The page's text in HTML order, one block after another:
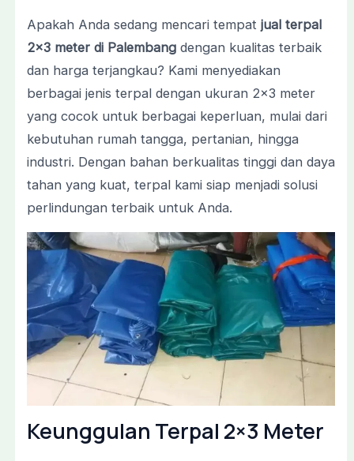
Apakah Anda sedang mencari tempat jual terpal
2×3 meter di Palembangdengan kualitas terbaik
dan harga terjangkau? Kami menyediakan
berbagai jenis terpal dengan ukuran 2×3 meter
yang cocok untuk berbagai keperluan, mulai dari
kebutuhan rumah tangga, pertanian, hingga
industri. Dengan bahan berkualitas tinggi dan daya
tahan yang kuat, terpal kami siap menjadi solusi
perlindungan terbaik untuk Anda.
Keunggulan Terpal 2×3 Meter